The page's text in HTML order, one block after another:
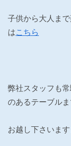
子供から大人ま
はこちら
弊社スタッフも
のあるテーブル
お越し下さいま